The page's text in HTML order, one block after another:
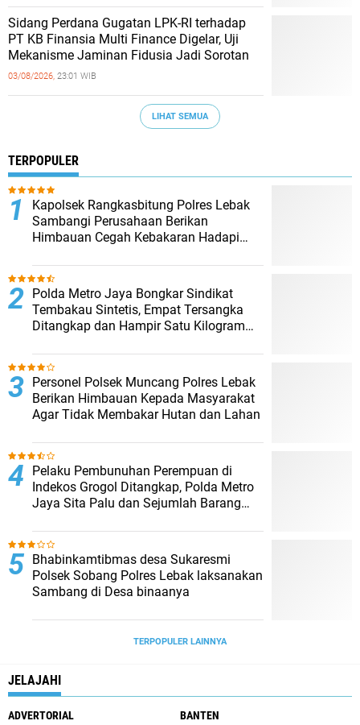
Sidang Perdana Gugatan LPK-RI terhadap
PT KB Finansia Multi Finance Digelar, Uji
Mekanisme Jaminan Fidusia Jadi Sorotan
03/08/2026, 23:01 WIB
LIHAT SEMUA
TERPOPULER
Kapolsek Rangkasbitung Polres Lebak
Sambangi Perusahaan Berikan
Himbauan Cegah Kebakaran Hadapi
‎Polda Metro Jaya Bongkar Sindikat
Tembakau Sintetis, Empat Tersangka
Ditangkap dan Hampir Satu Kilogram
Personel Polsek Muncang Polres Lebak
Berikan Himbauan Kepada Masyarakat
Agar Tidak Membakar Hutan dan Lahan
Pelaku Pembunuhan Perempuan di
Indekos Grogol Ditangkap, Polda Metro
Jaya Sita Palu dan Sejumlah Barang
Bhabinkamtibmas desa Sukaresmi
Polsek Sobang Polres Lebak laksanakan
Sambang di Desa binaanya
TERPOPULER LAINNYA
JELAJAHI
ADVERTORIAL BANTEN